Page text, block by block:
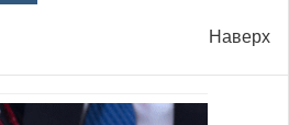
Наверх